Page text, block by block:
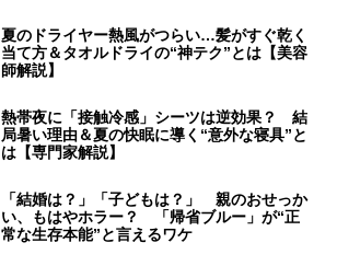
夏のドライヤー熱風がつらい…髪がすぐ乾く
当て方＆タオルドライの“神テク”とは【美容
師解説】
熱帯夜に「接触冷感」シーツは逆効果？ 結
局暑い理由＆夏の快眠に導く“意外な寝具”と
は【専門家解説】
「結婚は？」「子どもは？」 親のおせっか
い、もはやホラー？ 「帰省ブルー」が“正
常な生存本能”と言えるワケ